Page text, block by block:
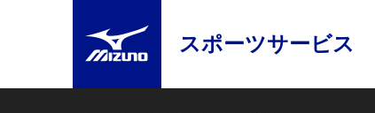
スポーツサービス